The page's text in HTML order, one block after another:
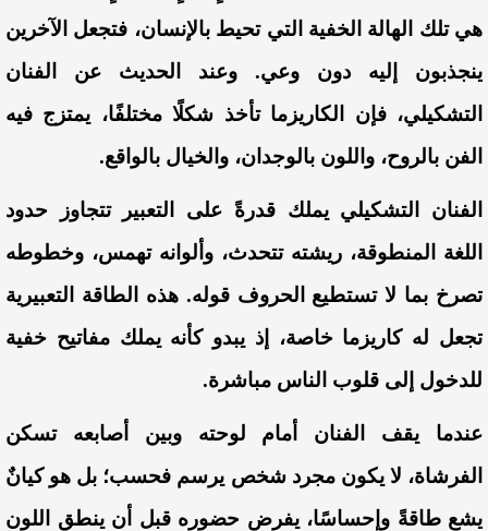
هي تلك الهالة الخفية التي تحيط بالإنسان، فتجعل الآخرين
ينجذبون إليه دون وعي. وعند الحديث عن الفنان
التشكيلي، فإن الكاريزما تأخذ شكلًا مختلفًا، يمتزج فيه
الفن بالروح، واللون بالوجدان، والخيال بالواقع.
الفنان التشكيلي يملك قدرةً على التعبير تتجاوز حدود
اللغة المنطوقة، ريشته تتحدث، وألوانه تهمس، وخطوطه
تصرخ بما لا تستطيع الحروف قوله. هذه الطاقة التعبيرية
تجعل له كاريزما خاصة، إذ يبدو كأنه يملك مفاتيح خفية
للدخول إلى قلوب الناس مباشرة.
عندما يقف الفنان أمام لوحته وبين أصابعه تسكن
الفرشاة، لا يكون مجرد شخص يرسم فحسب؛ بل هو كيانٌ
يشع طاقةً وإحساسًا، يفرض حضوره قبل أن ينطق اللون